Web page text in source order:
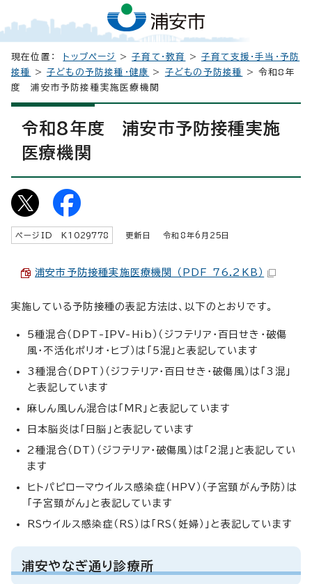
現在位置： トップページ >子育て・教育 >子育て支援・手当・予防
接種
>子どもの予防接種・健康 > 子どもの予防接種
> 令和8年
度 浦安市予防接種実施医療機関
令和8年度 浦安市予防接種実施
医療機関
ページID K 1029778 更新日 令和8年6月 25 日
浦安市予防接種実施医療機関 （PDF 76.2KB）
実施している予防接種の表記方法は、以下のとおりです。
5種混合（DPT-IPV-Hib）（ジフテリア・百日せき・破傷
風・不活化ポリオ・ヒブ）は「5混」と表記しています
3種混合（DPT）（ジフテリア・百日せき・破傷風）は「3混」
と表記しています
麻しん風しん混合は「MR」と表記しています
日本脳炎は「日脳」と表記しています
2種混合（DT）（ジフテリア・破傷風）は「2混」と表記してい
ます
ヒトパピローマウイルス感染症（HPV）（子宮頸がん予防）は
「子宮頸がん」と表記しています
RSウイルス感染症（RS）は「RS（妊婦）」と表記しています
浦安やなぎ通り診療所